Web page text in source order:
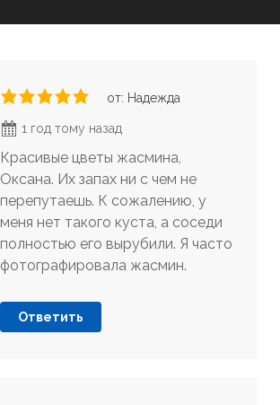
от: Надежда
1 год тому назад
Красивые цветы жасмина,
Оксана. Их запах ни с чем не
перепутаешь. К сожалению, у
меня нет такого куста, а соседи
полностью его вырубили. Я часто
фотографировала жасмин.
Ответить